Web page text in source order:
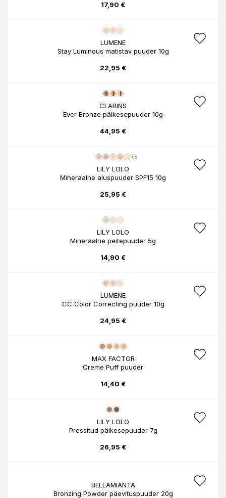
17,90 €
LUMENE
Stay Luminous matistav puuder 10g
22,95 €
CLARINS
Ever Bronze päikesepuuder 10g
44,95 €
+5
LILY LOLO
Mineraalne aluspuuder SPF15 10g
25,95 €
LILY LOLO
Mineraalne peitepuuder 5g
14,90 €
LUMENE
CC Color Correcting puuder 10g
24,95 €
MAX FACTOR
Creme Puff puuder
14,40 €
LILY LOLO
Pressitud päikesepuuder 7g
26,95 €
BELLAMIANTA
Bronzing Powder päevituspuuder 20g